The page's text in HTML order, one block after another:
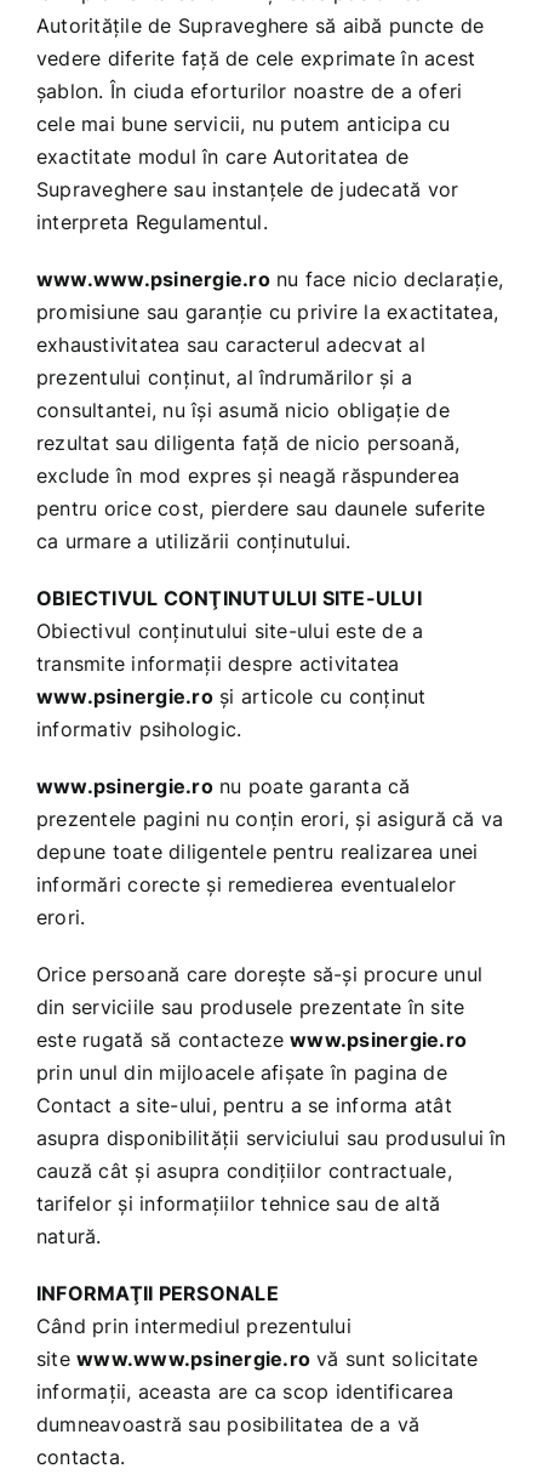
Autorităţile de Supraveghere să aibă puncte de
vedere diferite faţă de cele exprimate în acest
şablon. În ciuda eforturilor noastre de a oferi
cele mai bune servicii, nu putem anticipa cu
exactitate modul în care Autoritatea de
Supraveghere sau instanţele de judecată vor
interpreta Regulamentul.
www.www.psinergie.ronu face nicio declaraţie,
promisiune sau garanţie cu privire la exactitatea,
exhaustivitatea sau caracterul adecvat al
prezentului conţinut, al îndrumărilor şi a
consultantei, nu îşi asumă nicio obligaţie de
rezultat sau diligenta faţă de nicio persoană,
exclude în mod expres şi neagă răspunderea
pentru orice cost, pierdere sau daunele suferite
ca urmare a utilizării conţinutului.
OBIECTIVUL CONŢINUTULUI SITE-ULUI
Obiectivul conţinutului site-ului este de a
transmite informaţii despre activitatea
www.psinergie.roşi articole cu conţinut
informativ psihologic.
www.psinergie.ronu poate garanta că
prezentele pagini nu conţin erori, şi asigură că va
depune toate diligentele pentru realizarea unei
informări corecte şi remedierea eventualelor
erori.
Orice persoană care doreşte să-şi procure unul
din serviciile sau produsele prezentate în site
este rugată să contactezewww.psinergie.ro
prin unul din mijloacele afişate în pagina de
Contact a site-ului, pentru a se informa atât
asupra disponibilităţii serviciului sau produsului în
cauză cât şi asupra condiţiilor contractuale,
tarifelor şi informaţiilor tehnice sau de altă
natură.
INFORMAŢII PERSONALE
Când prin intermediul prezentului
sitewww.www.psinergie.ro vă sunt solicitate
informaţii, aceasta are ca scop identificarea
dumneavoastră sau posibilitatea de a vă
contacta.